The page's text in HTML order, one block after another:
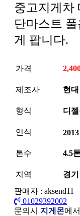
중고지게차
단마스트
게 팝니다.
가격
제조사 현대
형식 디젤
연식 2013
톤수 4.5
지역
경기
판매자 : aksend11
01029392002
문의시 지게몬에